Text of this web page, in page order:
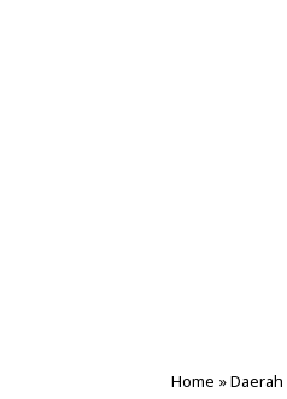
Home »Daerah